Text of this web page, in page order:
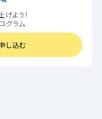
よう！
グラム
し込む